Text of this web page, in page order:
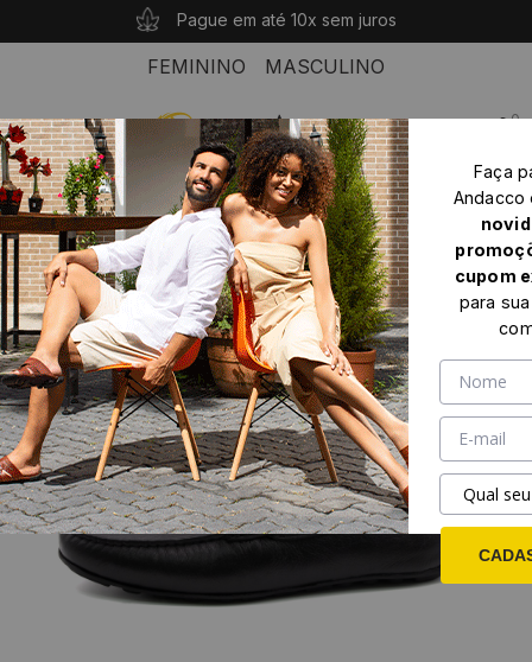
Compras acima de R$ 339 seu frete é grátis!
Pague em até 10x sem juros
10% OFF com o cupom: PRIMEIROANDACCO
FEMININO MASCULINO
0
Home Masculino
Mocassim Masculino
Mocassim Masculino em Couro Alfa Preto - 98195AP
Faça
cupom
para